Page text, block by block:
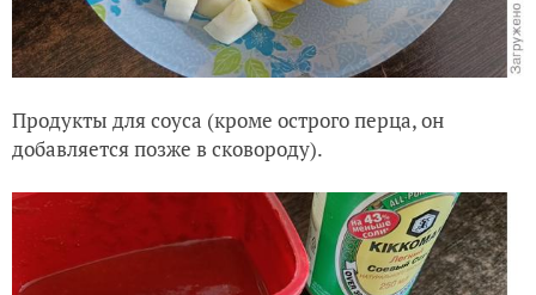
Продукты для соуса (кроме острого перца, он
добавляется позже в сковороду).